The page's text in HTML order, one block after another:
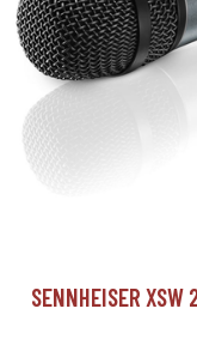
SENNHEISER